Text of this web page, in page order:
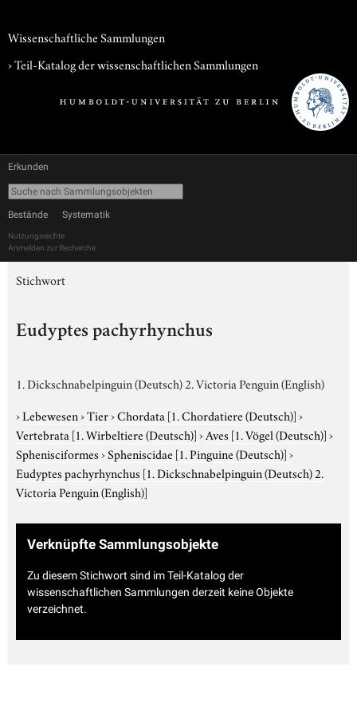
Wissenschaftliche Sammlungen
› Teil-Katalog der wissenschaftlichen Sammlungen
Erkunden
Bestände Systematik
Nutzungsrechte
Anmelden zur Recherche
Stichwort
Eudyptes pachyrhynchus
1. Dickschnabelpinguin (Deutsch) 2. Victoria Penguin (English)
›Lebewesen›Tier›Chordata [1. Chordatiere (Deutsch)]›
Vertebrata [1. Wirbeltiere (Deutsch)]›Aves [1. Vögel (Deutsch)]›
Sphenisciformes›Spheniscidae [1. Pinguine (Deutsch)]›
Eudyptes pachyrhynchus [1. Dickschnabelpinguin (Deutsch) 2.
Victoria Penguin (English)]
Verknüpfte Sammlungsobjekte
Zu diesem Stichwort sind im Teil-Katalog der
wissenschaftlichen Sammlungen derzeit keine Objekte
verzeichnet.